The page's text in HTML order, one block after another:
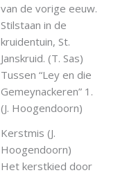
van de vorige eeuw.
Stilstaan in de
kruidentuin, St.
Janskruid. (T. Sas)
Tussen “Ley en die
Gemeynackeren” 1.
(J. Hoogendoorn)
Kerstmis (J.
Hoogendoorn)
Het kerstkied door